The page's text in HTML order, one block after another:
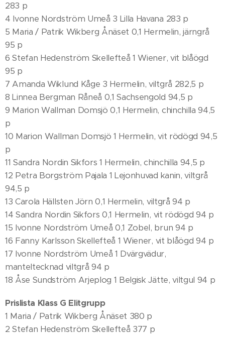
283 p
4 Ivonne Nordström Umeå 3 Lilla Havana 283 p
5 Maria / Patrik Wikberg Ånäset 0,1 Hermelin, järngrå
95 p
6 Stefan Hedenström Skellefteå 1 Wiener, vit blåögd
95 p
7 Amanda Wiklund Kåge 3 Hermelin, viltgrå 282,5 p
8 Linnea Bergman Råneå 0,1 Sachsengold 94,5 p
9 Marion Wallman Domsjö 0,1 Hermelin, chinchilla 94,5
p
10 Marion Wallman Domsjö 1 Hermelin, vit rödögd 94,5
p
11 Sandra Nordin Sikfors 1 Hermelin, chinchilla 94,5 p
12 Petra Borgström Pajala 1 Lejonhuvad kanin, viltgrå
94,5 p
13 Carola Hällsten Jörn 0,1 Hermelin, viltgrå 94 p
14 Sandra Nordin Sikfors 0,1 Hermelin, vit rödögd 94 p
15 Ivonne Nordström Umeå 0,1 Zobel, brun 94 p
16 Fanny Karlsson Skellefteå 1 Wiener, vit blåögd 94 p
17 Ivonne Nordström Umeå 1 Dvärgvädur,
manteltecknad viltgrå 94 p
18 Åse Sundström Arjeplog 1 Belgisk Jätte, viltgul 94 p
Prislista Klass G Elitgrupp
1 Maria / Patrik Wikberg Ånäset 380 p
2 Stefan Hedenström Skellefteå 377 p